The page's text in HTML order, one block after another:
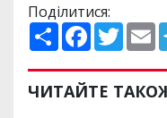
Поділитися:
П
о
и
р
и
F
a
e
b
o
T
w
t
t
e
E
m
i
l
ЧИТАЙТЕ